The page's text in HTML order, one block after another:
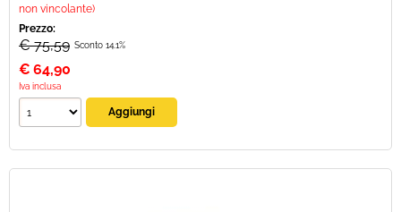
non vincolante)
Prezzo:
€ 75,59 Sconto 14.1%
€ 64,90
Iva inclusa